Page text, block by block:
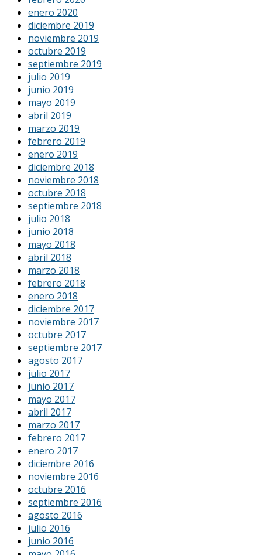
enero 2020
diciembre 2019
noviembre 2019
octubre 2019
septiembre 2019
julio 2019
junio 2019
mayo 2019
abril 2019
marzo 2019
febrero 2019
enero 2019
diciembre 2018
noviembre 2018
octubre 2018
septiembre 2018
julio 2018
junio 2018
mayo 2018
abril 2018
marzo 2018
febrero 2018
enero 2018
diciembre 2017
noviembre 2017
octubre 2017
septiembre 2017
agosto 2017
julio 2017
junio 2017
mayo 2017
abril 2017
marzo 2017
febrero 2017
enero 2017
diciembre 2016
noviembre 2016
octubre 2016
septiembre 2016
agosto 2016
julio 2016
junio 2016